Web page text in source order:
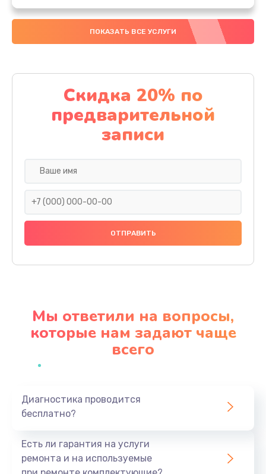
Чистка от пыли
940 руб.
Настройка ОС
1060 руб.
Заказать
Замена видеочипа
2990 руб.
Заказать
Замена видеокарты
Заказать
ПОКАЗАТЬ ВСЕ УСЛУГИ
Скидка 20% по
предварительной
записи
Мы ответили на вопросы,
которые нам задают чаще
всего
Диагностика проводится
бесплатно?
Есть ли гарантия на услуги
ремонта и на используемые